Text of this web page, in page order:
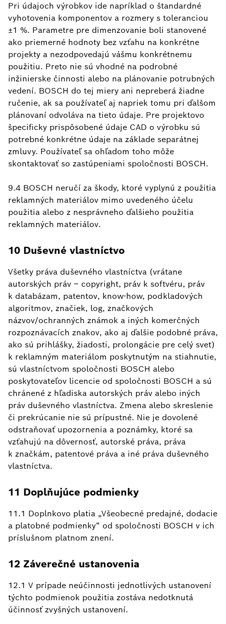
Pri údajoch výrobkov ide napríklad o štandardné
vyhotovenia komponentov a rozmery s toleranciou
±1 %. Parametre pre dimenzovanie boli stanovené
ako priemerné hodnoty bez vzťahu na konkrétne
projekty a nezodpovedajú vášmu konkrétnemu
použitiu. Preto nie sú vhodné na podrobné
inžinierske činnosti alebo na plánovanie potrubných
vedení. BOSCH do tej miery ani nepreberá žiadne
ručenie, ak sa používateľ aj napriek tomu pri ďalšom
plánovaní odvoláva na tieto údaje. Pre projektovo
špecificky prispôsobené údaje CAD o výrobku sú
potrebné konkrétne údaje na základe separátnej
zmluvy. Používateľ sa ohľadom toho môže
skontaktovať so zastúpeniami spoločnosti BOSCH.
9.4 BOSCH neručí za škody, ktoré vyplynú z použitia
reklamných materiálov mimo uvedeného účelu
použitia alebo z nesprávneho ďalšieho použitia
reklamných materiálov.
10 Duševné vlastníctvo
Všetky práva duševného vlastníctva (vrátane
autorských práv – copyright, práv k softvéru, práv
k databázam, patentov, know-how, podkladových
algoritmov, značiek, log, značkových
názvov/ochranných známok a iných komerčných
rozpoznávacích znakov, ako aj ďalšie podobné práva,
ako sú prihlášky, žiadosti, prolongácie pre celý svet)
k reklamným materiálom poskytnutým na stiahnutie,
sú vlastníctvom spoločnosti BOSCH alebo
poskytovateľov licencie od spoločnosti BOSCH a sú
chránené z hľadiska autorských práv alebo iných
práv duševného vlastníctva. Zmena alebo skreslenie
či prekrúcanie nie sú prípustné. Nie je dovolené
odstraňovať upozornenia a poznámky, ktoré sa
vzťahujú na dôvernosť, autorské práva, práva
k značkám, patentové práva a iné práva duševného
vlastníctva.
11 Doplňujúce podmienky
11.1 Doplnkovo platia „Všeobecné predajné, dodacie
a platobné podmienky“ od spoločnosti BOSCH v ich
príslušnom platnom znení.
12 Záverečné ustanovenia
12.1 V prípade neúčinnosti jednotlivých ustanovení
týchto podmienok použitia zostáva nedotknutá
účinnosť zvyšných ustanovení.